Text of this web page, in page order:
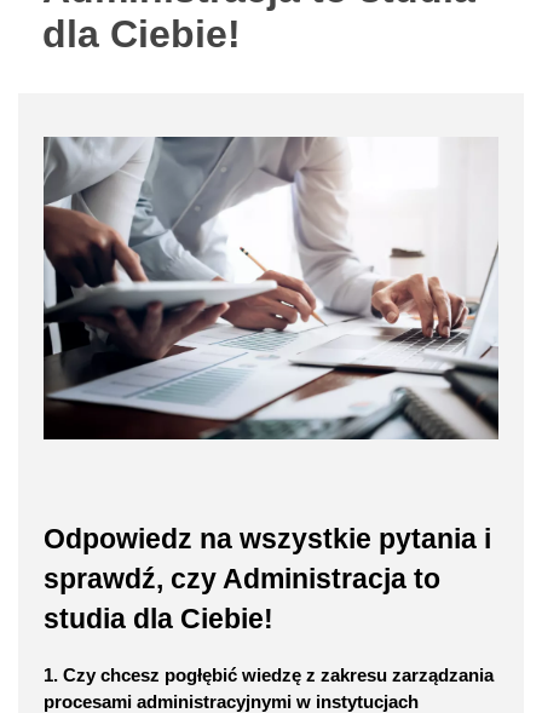
dla Ciebie!
Odpowiedz na wszystkie pytania i
sprawdź, czy Administracja to
studia dla Ciebie!
1. Czy chcesz pogłębić wiedzę z zakresu zarządzania
procesami administracyjnymi w instytucjach